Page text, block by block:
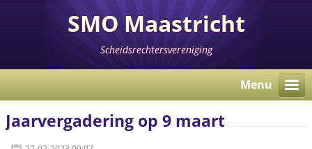
SMO Maastricht
Scheidsrechtersvereniging
Menu
Jaarvergadering op 9 maart